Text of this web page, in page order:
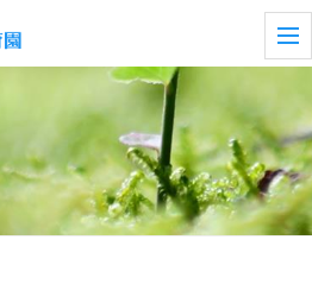
t
o
e
n
a
v
g
a